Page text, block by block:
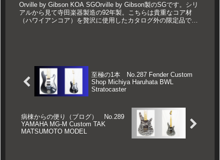
Orville by Gibson KOA SGOrville by Gibson製のSGです。シリ
アルから見て寺田楽器製造の92年製。こちらは貴重なコア材
（ハワイアンコア）を贅沢に使用したカタログ外の限定品です
至極の1本 No.287 Fender Custom
Shop Michiya Haruhata BWL
Stratocaster
病棟からの便り（ブログ） No.289
YAMAHA MG-M Custom TAK
MATSUMOTO MODEL